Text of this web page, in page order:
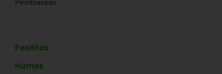
Pembiasaan
Fasilitas
Humas